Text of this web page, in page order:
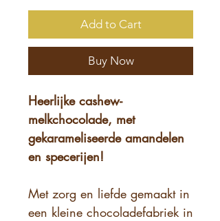
Add to Cart
Buy Now
Heerlijke cashew-
melkchocolade, met
gekarameliseerde amandelen
en specerijen!
Met zorg en liefde gemaakt in
een kleine chocoladefabriek in